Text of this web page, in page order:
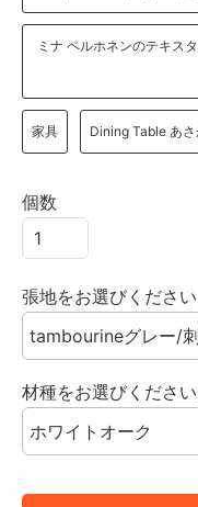
ミナ ペルホネンのテキス
家具 Dining Table あ
個数
張地をお選びください
材種をお選びください